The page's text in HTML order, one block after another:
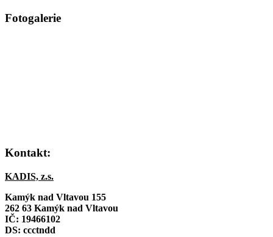
Fotogalerie
Kontakt:
KADIS, z.s.
Kamýk nad Vltavou 155
262 63 Kamýk nad Vltavou
IČ: 19466102
DS: ccctndd